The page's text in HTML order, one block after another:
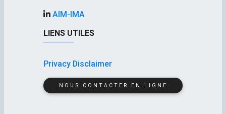
AIM-IMA
LIENS UTILES
Privacy Disclaimer
NOUS CONTACTER EN LIGNE